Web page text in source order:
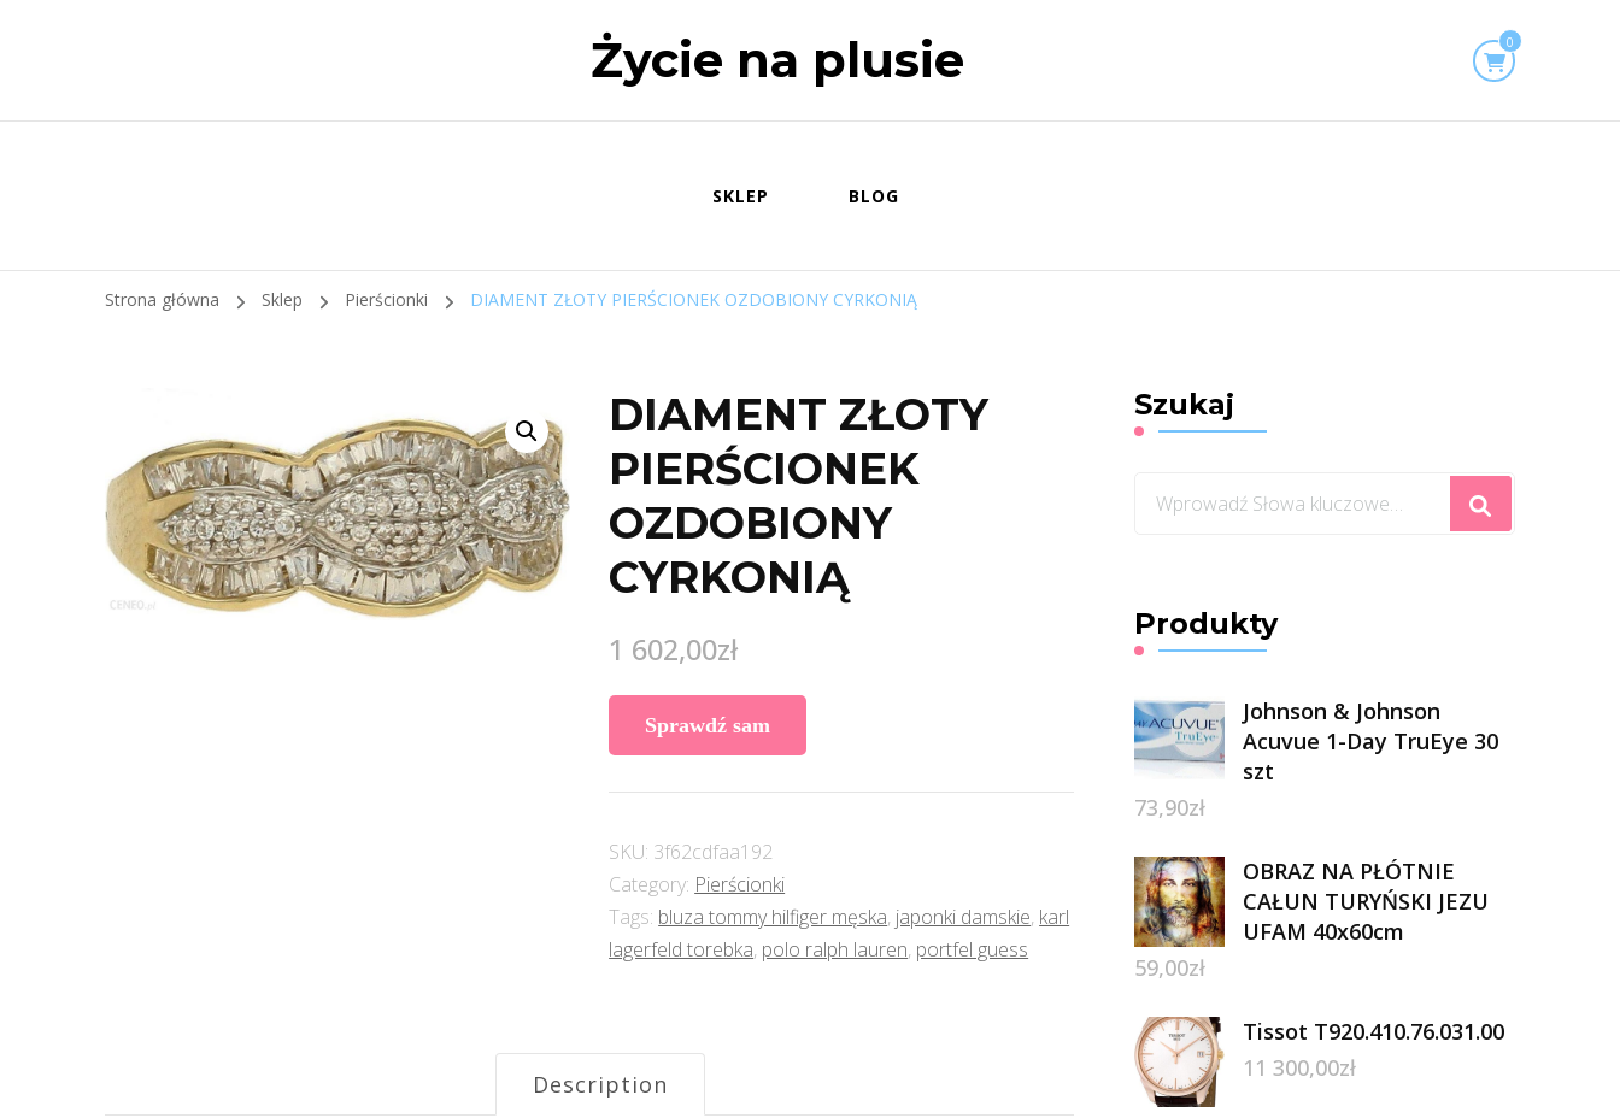
Życie na plusie 0
SKLEP BLOG
Strona główna Sklep Pierścionki DIAMENT ZŁOTY PIERŚCIONEK OZDOBIONY CYRKONIĄ
DIAMENT ZŁOTY
PIERŚCIONEK
OZDOBIONY
CYRKONIĄ
1 602,00zł
Sprawdź sam
SKU: 3f62cdfaa192
Category: Pierścionki
Tags: bluza tommy hilfiger męska, japonki damskie, karl
lagerfeld torebka, polo ralph lauren, portfel guess
Description
Szukaj
Szukasz
Produkty
Johnson & Johnson
Acuvue 1-Day TruEye 30
szt
73,90zł
OBRAZ NA PŁÓTNIE
CAŁUN TURYŃSKI JEZU
UFAM 40x60cm
59,00zł
Tissot T920.410.76.031.00
11 300,00zł